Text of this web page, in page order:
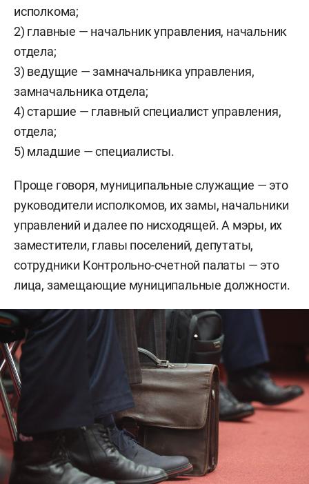
исполкома;
2) главные — начальник управления, начальник
отдела;
3) ведущие — замначальника управления,
замначальника отдела;
4) старшие — главный специалист управления,
отдела;
5) младшие — специалисты.
Проще говоря, муниципальные служащие — это
руководители исполкомов, их замы, начальники
управлений и далее по нисходящей. А мэры, их
заместители, главы поселений, депутаты,
сотрудники Контрольно-счетной палаты — это
лица, замещающие муниципальные должности.